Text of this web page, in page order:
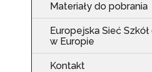
Materiały do pobrania
Europejska Sieć
w Europie
Kontakt